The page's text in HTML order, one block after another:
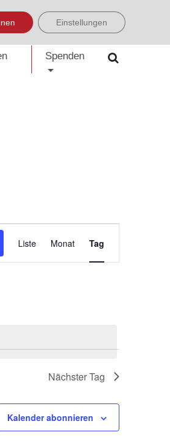
BOSANSKI EINFACHE SPRACHE
Spenden
Ansichten-
Liste Monat Tag
Nächster Tag
Kalender abonnieren
Einstellungen